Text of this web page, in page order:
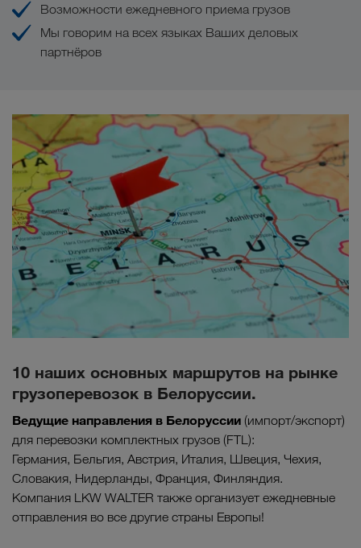
Возможности ежедневного приема грузов
Мы говорим на всех языках Ваших деловых
партнёров
10 наших основных маршрутов на рынке
грузоперевозок в Белоруссии.
Ведущие направления в Белоруссии (импорт/экспорт)
для перевозки комплектных грузов (FTL):
Германия, Бельгия, Австрия, Италия, Швеция, Чехия,
Словакия, Нидерланды, Франция, Финляндия.
Компания LKW WALTER также организует ежедневные
отправления во все другие страны Европы!